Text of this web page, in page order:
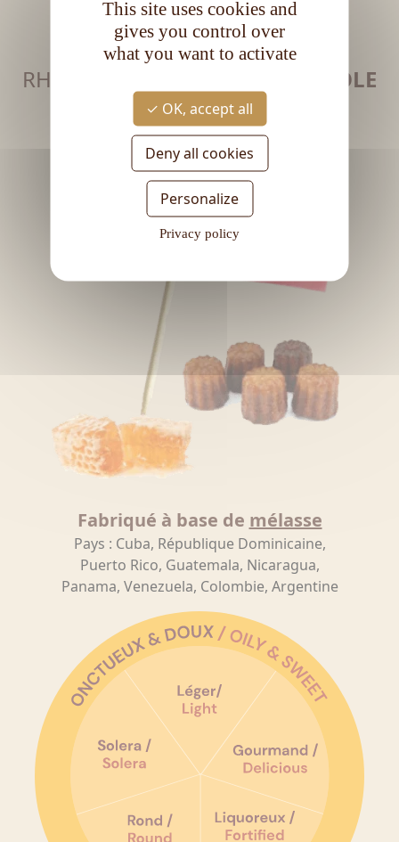
RON
RHUM DE TRADITION ESPAGNOLE
TRADITIONAL SPANISH-STYLE RUM
Fabriqué à base de mélasse
Pays : Cuba, République Dominicaine,
Puerto Rico, Guatemala, Nicaragua,
Panama, Venezuela, Colombie, Argentine
This site uses cookies and
gives you control over
what you want to activate
OK, accept all
Deny all cookies
Personalize
Privacy policy